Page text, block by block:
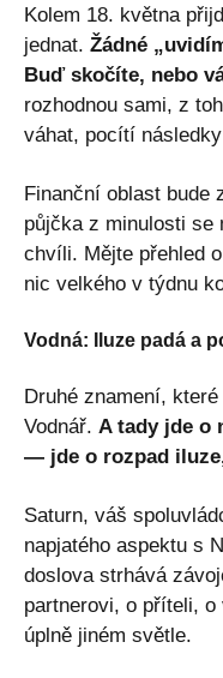
Kolem 18. května
jednat. Žádné
Buď skočíte, nebo
rozhodnou sami, z
váhat, pocítí
Finanční oblast bude
půjčka z minulosti se
chvíli. Mějte přehled
nic velkého v týdnu
Vodná: Iluze padá a
Druhé znamení,
Vodnář. A tady jde o
— jde o rozpad
Saturn, váš
napjatého aspektu s
doslova strhává
partnerovi, o příteli,
úplně jiném světle.